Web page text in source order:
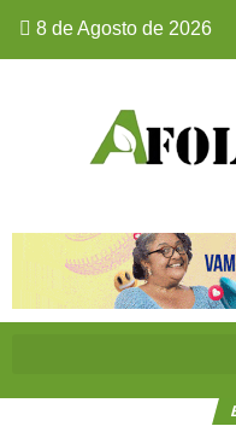
8 de Agosto de 2026